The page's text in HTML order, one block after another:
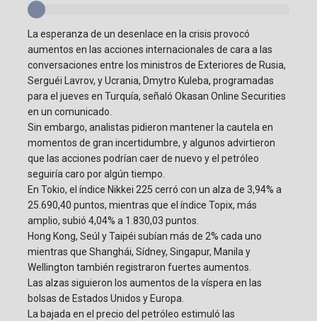
La esperanza de un desenlace en la crisis provocó
aumentos en las acciones internacionales de cara a las
conversaciones entre los ministros de Exteriores de Rusia,
Serguéi Lavrov, y Ucrania, Dmytro Kuleba, programadas
para el jueves en Turquía, señaló Okasan Online Securities
en un comunicado.
Sin embargo, analistas pidieron mantener la cautela en
momentos de gran incertidumbre, y algunos advirtieron
que las acciones podrían caer de nuevo y el petróleo
seguiría caro por algún tiempo.
En Tokio, el índice Nikkei 225 cerró con un alza de 3,94% a
25.690,40 puntos, mientras que el índice Topix, más
amplio, subió 4,04% a 1.830,03 puntos.
Hong Kong, Seúl y Taipéi subían más de 2% cada uno
mientras que Shanghái, Sídney, Singapur, Manila y
Wellington también registraron fuertes aumentos.
Las alzas siguieron los aumentos de la víspera en las
bolsas de Estados Unidos y Europa.
La bajada en el precio del petróleo estimuló las